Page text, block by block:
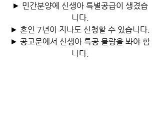
► 민간분양에 신생아 특별공급이 생겼습
니다.
► 혼인 7년이 지나도 신청할 수 있습니다.
► 공고문에서 신생아 특공 물량을 봐야 합
니다.